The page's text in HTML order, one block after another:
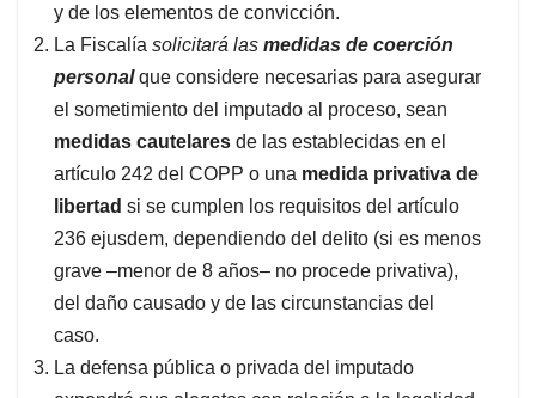
y de los elementos de convicción.
La Fiscalía solicitará las medidas de coerción
personalque considere necesarias para asegurar
el sometimiento del imputado al proceso, sean
medidas cautelares de las establecidas en el
artículo 242 del COPP o una medida privativa de
libertad si se cumplen los requisitos del artículo
236 ejusdem, dependiendo del delito (si es menos
grave –menor de 8 años– no procede privativa),
del daño causado y de las circunstancias del
caso.
La defensa pública o privada del imputado